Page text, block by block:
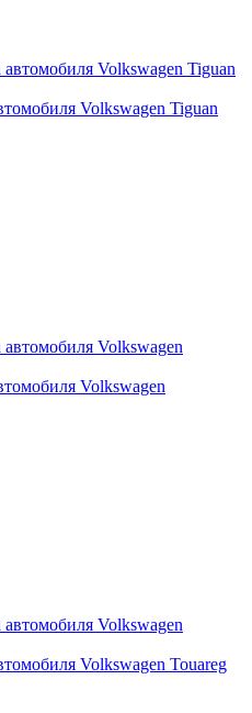
Volkswagen Tiguan
Volkswagen
Volkswagen Touareg